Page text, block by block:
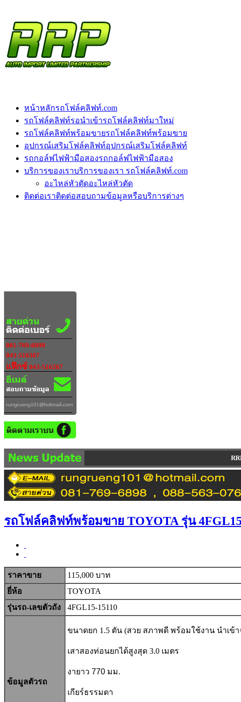
หน้าหลักรถโฟล์คลิฟท์.com
รถโฟล์คลิฟท์รอนำเข้ารถโฟล์คลิฟท์มาใหม่
รถโฟล์คลิฟท์พร้อมขายรถโฟล์คลิฟท์พร้อมขาย
อุปกรณ์เสริมโฟล์คลิฟท์อุปกรณ์เสริมโฟล์คลิฟท์
รถกอล์ฟไฟฟ้ามือสองรถกอล์ฟไฟฟ้ามือสอง
บริการของเราบริการของเรา รถโฟล์คลิฟท์.com
อะไหล่หัวตัดอะไหล่หัวตัด
ติดต่อเราติดต่อสอบถามข้อมูลหรือบริการต่างๆ
081-769-6898
043-516367
แฟ๊กซ์ 043-516267
RRP
รถโฟล์คลิฟท์พร้อมขาย TOYOTA รุ่น
ราคาขาย
115,000 บาท
ยี่ห้อ
TOYOTA
รุ่นรถ-เลขตัวถัง
4FGL15-15110
ข้อมูลตัวรถ
ขนาดยก 1.5 ตัน (สวย สภาพดี พร้อมใช้งาน นำเข้
เสาสองท่อนยกได้สูงสุด 3.0 เมตร
งายาว 770 มม.
เกียร์ธรรมดา